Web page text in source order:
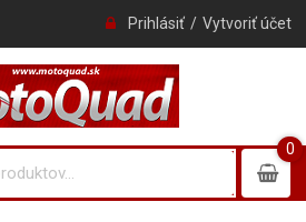
Prihlásiť Vytvoriť účet
0
0item